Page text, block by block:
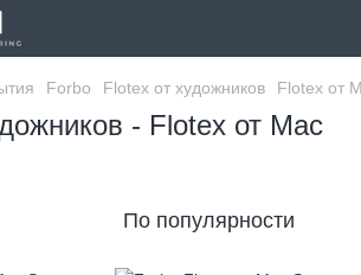
Forbo Flotex от художников Flotex от
- Flotex от Mac
По популярности